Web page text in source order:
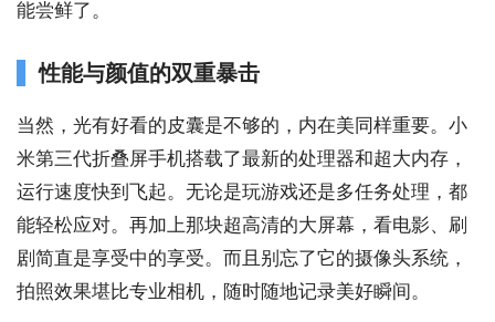
能尝鲜了。
性能与颜值的双重暴击
当然，光有好看的皮囊是不够的，内在美同样重要。小
米第三代折叠屏手机搭载了最新的处理器和超大内存，
运行速度快到飞起。无论是玩游戏还是多任务处理，都
能轻松应对。再加上那块超高清的大屏幕，看电影、刷
剧简直是享受中的享受。而且别忘了它的摄像头系统，
拍照效果堪比专业相机，随时随地记录美好瞬间。